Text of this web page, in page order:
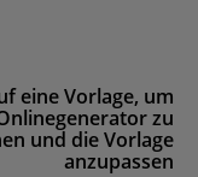
eine Vorlage, um
zu
und die Vorlage
anzupassen